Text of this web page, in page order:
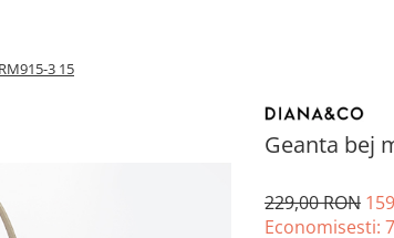
3 15
Geanta bej
229,00 RON
Economisesti: